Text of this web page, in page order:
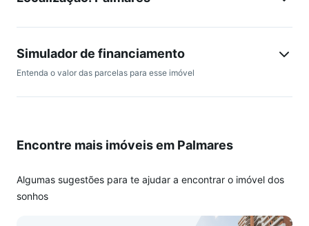
Simulador de financiamento
Entenda o valor das parcelas para esse imóvel
Encontre mais imóveis em Palmares
Algumas sugestões para te ajudar a encontrar o imóvel dos
sonhos